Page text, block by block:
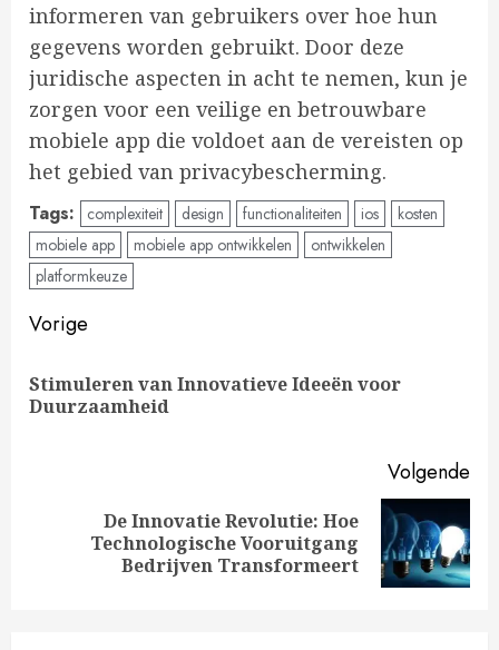
informeren van gebruikers over hoe hun
gegevens worden gebruikt. Door deze
juridische aspecten in acht te nemen, kun je
zorgen voor een veilige en betrouwbare
mobiele app die voldoet aan de vereisten op
het gebied van privacybescherming.
Tags: complexiteit design functionaliteiten ios
kosten
mobiele app
mobiele app ontwikkelen
ontwikkelen
platformkeuze
Doorgaan
met
lezen
Vorige
Stimuleren van Innovatieve Ideeën voor
Duurzaamheid
Volgende
Volgende
De Innovatie Revolutie: Hoe
Technologische Vooruitgang
Bedrijven Transformeert